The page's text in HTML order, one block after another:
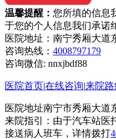
温馨提醒： 您所填的信息
于您的个人信息我们承诺
医院地址：南宁秀厢大道
咨询热线： 4008797179
咨询微信: nnxjbdf88
医院首页|在线咨询|来院路
医院地址南宁市秀厢大道
来院指引：由于汽车站医
接送病人班车，详情拨打